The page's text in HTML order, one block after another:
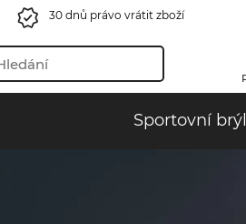
30 dnů právo vrátit zboží
Sportovní